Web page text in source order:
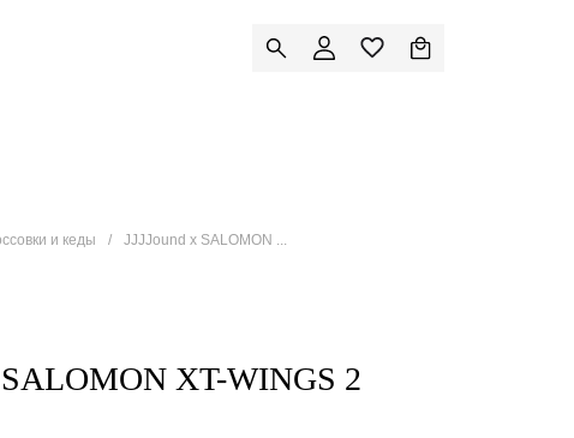
и кеды JJJJound x SALOMON ...
XT-WINGS 2